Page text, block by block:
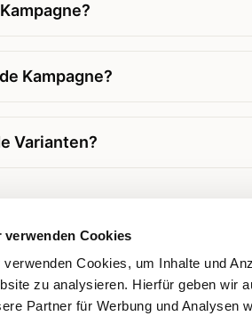
verwenden Cookies
verwenden Cookies, um Inhalte und
zu analysieren. Hierfür geben wir
Partner für Werbung und Analysen
Kampagne?
Varianten?